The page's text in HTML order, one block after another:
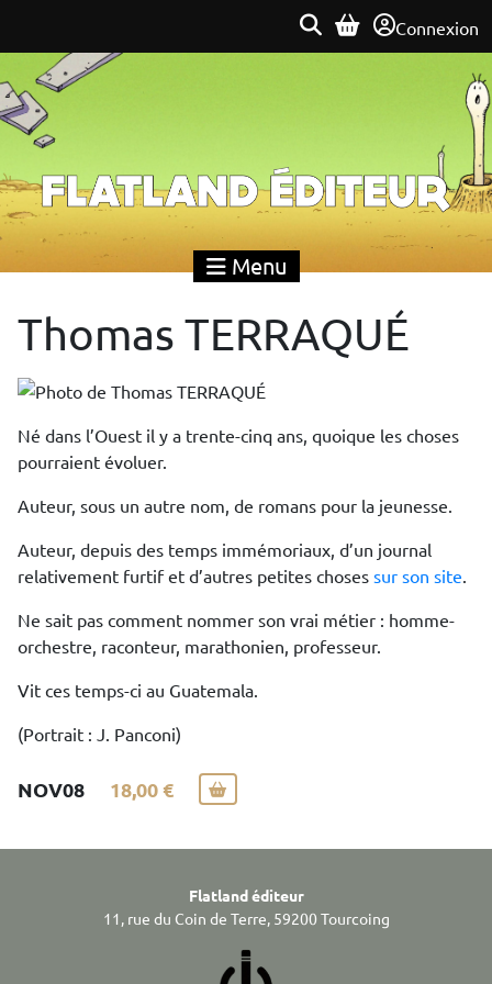
Connexion
Flatland Éditeur
Menu
Thomas TERRAQUÉ
Né dans l’Ouest il y a trente-cinq ans, quoique les choses
pourraient évoluer.
Auteur, sous un autre nom, de romans pour la jeunesse.
Auteur, depuis des temps immémoriaux, d’un journal
relativement furtif et d’autres petites choses sur son site.
Ne sait pas comment nommer son vrai métier : homme-
orchestre, raconteur, marathonien, professeur.
Vit ces temps-ci au Guatemala.
(Portrait : J. Panconi)
NOV08 18,00 €
Flatland éditeur
11, rue du Coin de Terre, 59200 Tourcoing